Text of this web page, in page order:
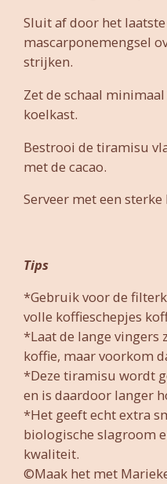
Sluit af door het
mascarponemengsel
strijken.
Zet de schaal
koelkast.
Bestrooi de tiramisu
met de cacao.
Serveer met een
Tips
*Gebruik voor de
volle koffieschepjes
*Laat de lange vingers
koffie, maar voorkom
*Deze tiramisu wordt
en is daardoor langer
*Het geeft echt extra
biologische slagroom
kwaliteit.
©Maak het met